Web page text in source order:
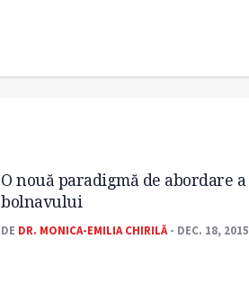
O nouă paradigmă de abordare a
bolnavului
DE DR. MONICA-EMILIA CHIRILĂ - DEC. 18, 2015